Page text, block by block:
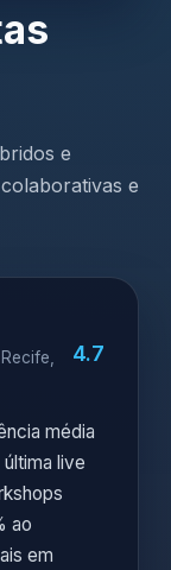
e
e
4.7
média
live
ao
em